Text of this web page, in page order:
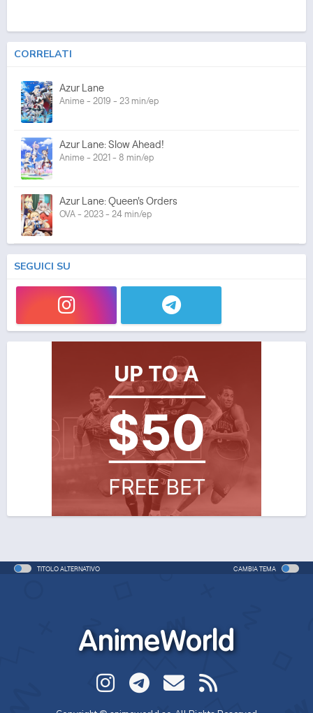
CORRELATI
Azur Lane
Anime - 2019 - 23 min/ep
Azur Lane: Slow Ahead!
Anime - 2021 - 8 min/ep
Azur Lane: Queen's Orders
OVA - 2023 - 24 min/ep
SEGUICI SU
TITOLO ALTERNATIVO CAMBIA TEMA
AnimeWorld